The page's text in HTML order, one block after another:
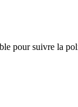
pour suivre la